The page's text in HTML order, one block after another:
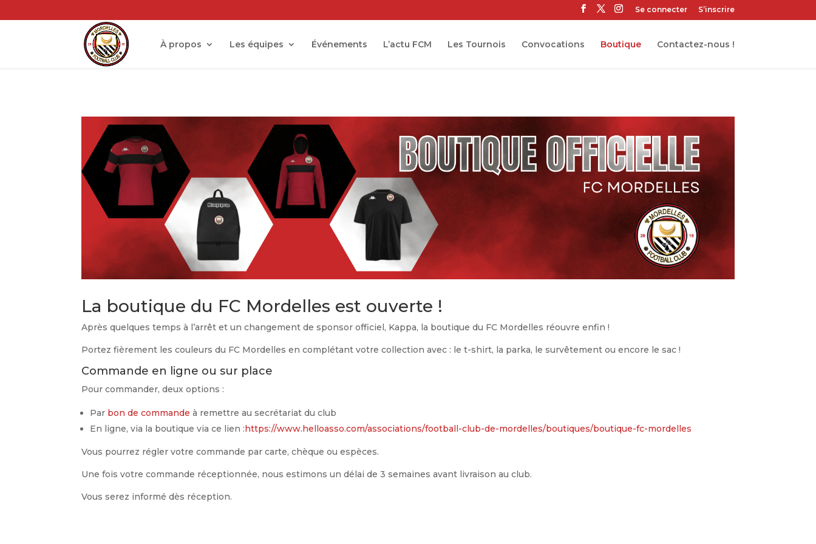
Se connecter S’inscrire
À propos Les équipes Événements L’actu FCM Les Tournois Convocations Boutique Contactez-nous !
La boutique du FC Mordelles est ouverte !
Après quelques temps à l’arrêt et un changement de sponsor officiel, Kappa, la boutique du FC Mordelles réouvre enfin !
Portez fièrement les couleurs du FC Mordelles en complétant votre collection avec : le t-shirt, la parka, le survêtement ou encore le sac !
Commande en ligne ou sur place
Pour commander, deux options :
Par bon de commande à remettre au secrétariat du club
En ligne, via la boutique via ce lien :https://www.helloasso.com/associations/football-club-de-mordelles/boutiques/boutique-fc-mordelles
Vous pourrez régler votre commande par carte, chèque ou espèces.
Une fois votre commande réceptionnée, nous estimons un délai de 3 semaines avant livraison au club.
Vous serez informé dès réception.